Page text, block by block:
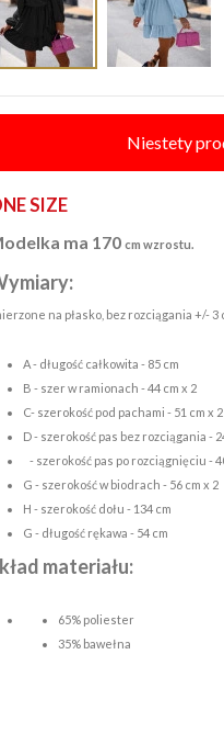
Niestety
SIZE
ma 170 cm wzrostu.
na płasko, bez rozciągania +/- 3
A - długość całkowita - 85 cm
B - szer w ramionach - 44 cm x 2
C- szerokość pod pachami - 51 cm x 2
D - szerokość pas bez rozciągania -
- szerokość pas po rozciągnięciu -
G - szerokość w biodrach - 56 cm x 2
H - szerokość dołu - 134 cm
G - długość rękawa - 54 cm
materiału:
65% poliester
35% bawełna